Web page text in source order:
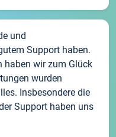
und
Support haben.
haben wir zum Glück
wurden
Insbesondere die
Support haben uns